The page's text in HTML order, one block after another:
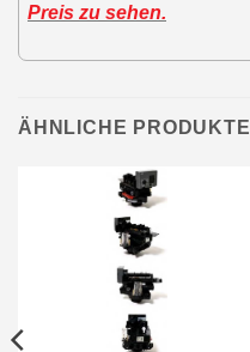
Preis zu sehen.
ÄHNLICHE PRODUKTE